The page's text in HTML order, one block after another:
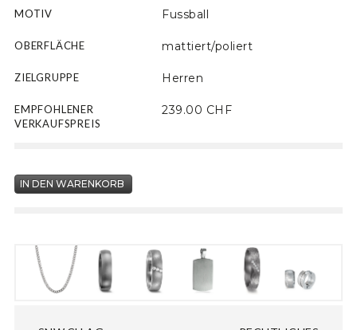
MOTIV Fussball
OBERFLÄCHE mattiert/poliert
ZIELGRUPPE Herren
EMPFOHLENER
VERKAUFSPREIS
239.00 CHF